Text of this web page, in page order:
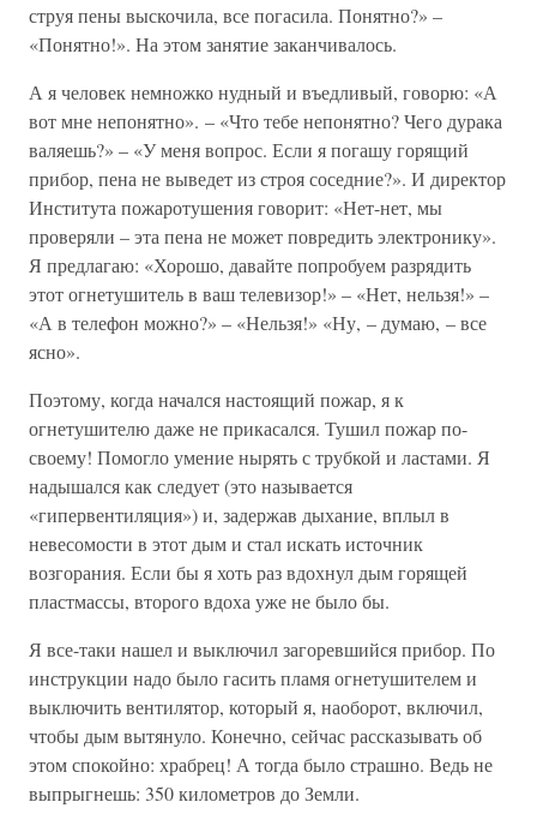
струя пены выскочила, все погасила. Понятно?» –
«Понятно!». На этом занятие заканчивалось.
А я человек немножко нудный и въедливый, говорю: «А
вот мне непонятно». – «Что тебе непонятно? Чего дурака
валяешь?» – «У меня вопрос. Если я погашу горящий
прибор, пена не выведет из строя соседние?». И директор
Института пожаротушения говорит: «Нет-нет, мы
проверяли – эта пена не может повредить электронику».
Я предлагаю: «Хорошо, давайте попробуем разрядить
этот огнетушитель в ваш телевизор!» – «Нет, нельзя!» –
«А в телефон можно?» – «Нельзя!» «Ну, – думаю, – все
ясно».
Поэтому, когда начался настоящий пожар, я к
огнетушителю даже не прикасался. Тушил пожар по-
своему! Помогло умение нырять с трубкой и ластами. Я
надышался как следует (это называется
«гипервентиляция») и, задержав дыхание, вплыл в
невесомости в этот дым и стал искать источник
возгорания. Если бы я хоть раз вдохнул дым горящей
пластмассы, второго вдоха уже не было бы.
Я все-таки нашел и выключил загоревшийся прибор. По
инструкции надо было гасить пламя огнетушителем и
выключить вентилятор, который я, наоборот, включил,
чтобы дым вытянуло. Конечно, сейчас рассказывать об
этом спокойно: храбрец! А тогда было страшно. Ведь не
выпрыгнешь: 350 километров до Земли.